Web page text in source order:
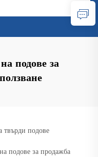
подове за
твърди подове
подове за продажба